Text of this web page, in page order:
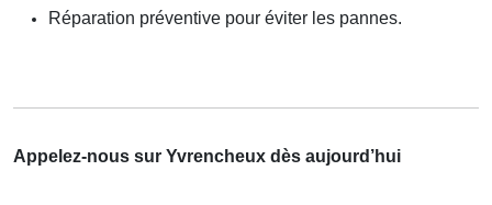
Réparation préventive pour éviter les pannes.
Appelez-nous sur Yvrencheux dès aujourd’hui